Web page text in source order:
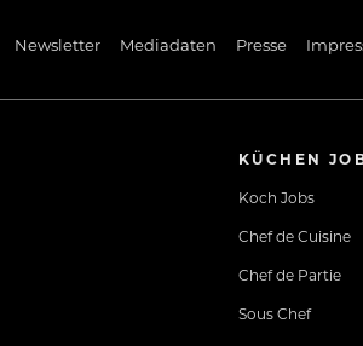
Newsletter Mediadaten Presse
KÜCHEN
Koch Jobs
Chef de Cuisine
Chef de Partie
Sous Chef